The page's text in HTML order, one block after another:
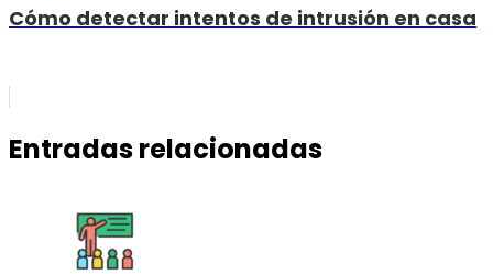
Cómo detectar intentos de intrusión en casa
Entradas relacionadas